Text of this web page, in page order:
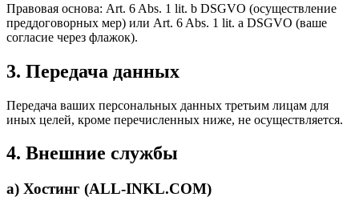
Правовая основа: Art. 6 Abs. 1 lit. b DSGVO (осуществление
преддоговорных мер) или Art. 6 Abs. 1 lit. a DSGVO (ваше
согласие через флажок).
3. Передача данных
Передача ваших персональных данных третьим лицам для
иных целей, кроме перечисленных ниже, не осуществляется.
4. Внешние службы
a) Хостинг (ALL-INKL.COM)